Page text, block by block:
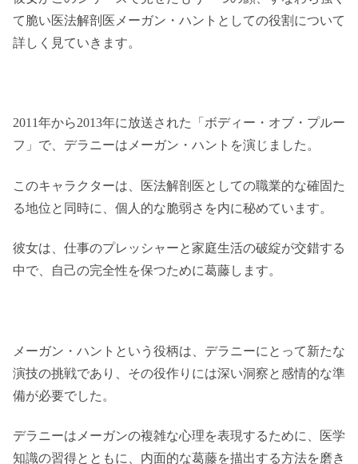
て脆い医法解剖医メーガン・ハントとしての役割について
詳しく見ていきます。
2011年から2013年に放送された「ボディー・オブ・プルー
フ」で、デラニーはメーガン・ハントを演じました。
このキャラクターは、医法解剖医としての職業的な確固た
る地位と同時に、個人的な脆弱さを内に秘めています。
彼女は、仕事のプレッシャーと家庭生活の破綻が交錯する
中で、自己の完全性を保つために葛藤します。
メーガン・ハントという役柄は、デラニーにとって新たな
演技の挑戦であり、その役作りには深い洞察と感情的な準
備が必要でした。
デラニーはメーガンの複雑な心理を表現するために、医学
知識の習得とともに、内面的な葛藤を描出する方法を磨き